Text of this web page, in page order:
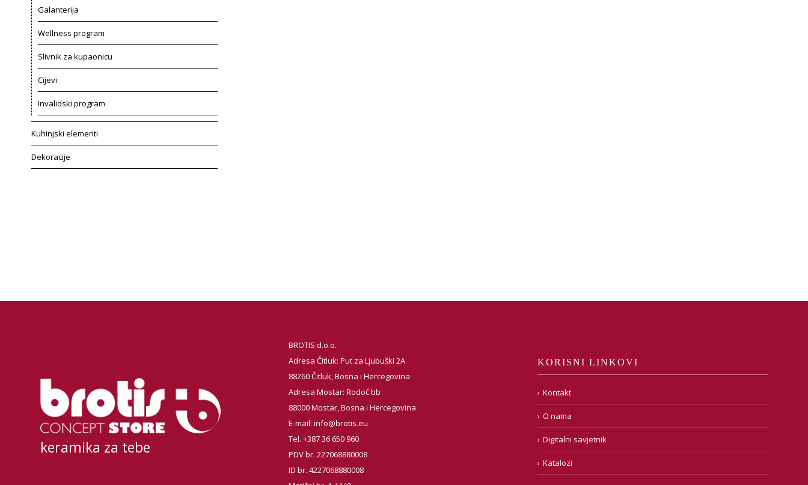
Galanterija
Wellness program
Slivnik za kupaonicu
Cijevi
Invalidski program
Kuhinjski elementi
Dekoracije
keramika za tebe
BROTIS d.o.o.
Adresa Čitluk: Put za Ljubuški 2A
88260 Čitluk, Bosna i Hercegovina
Adresa Mostar: Rodoč bb
88000 Mostar, Bosna i Hercegovina
E-mail:info@brotis.eu
Tel. +387 36 650 960
PDV br. 227068880008
ID br. 4227068880008
KORISNI LINKOVI
Kontakt
O nama
Digitalni savjetnik
Katalozi